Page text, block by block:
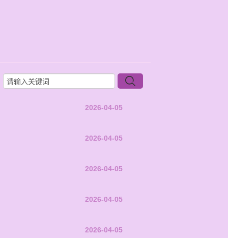
2026-04-05
2026-04-05
2026-04-05
2026-04-05
2026-04-05